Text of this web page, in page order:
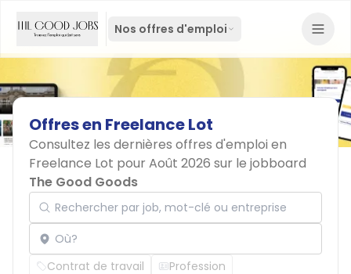
Nos offres d'emploi
Offresen FreelanceLot
Consultez les dernières offres d'emploi en
Freelance Lot pour Août 2026 sur le jobboard
The Good Goods
Rechercher par job, mot-clé ou entreprise
Localisation
Contrat de travail Profession